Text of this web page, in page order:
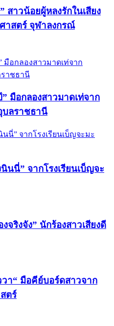
สาวน้อยผู้หลงรักในเสียง
าสตร์ จุฬาลงกรณ์
มือกลองสาวมาดเท่จาก
บลราชธานี
นนี่” จากโรงเรียนเบ็ญจะ
จริงจัง” นักร้องสาวเสียงดี
า“ มือคีย์บอร์ดสาวจาก
ตร์